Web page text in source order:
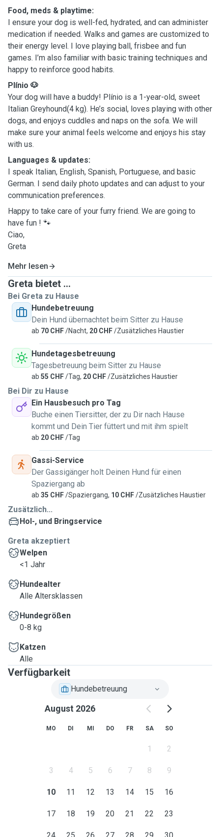
Food, meds & playtime:
I ensure your dog is well-fed, hydrated, and can administer
medication if needed. Walks and games are customized to
their energy level. I love playing ball, frisbee and fun
games. I’m also familiar with basic training techniques and
happy to reinforce good habits.
Plínio 🐶
Your dog will have a buddy! Plínio is a 1-year-old, sweet
Italian Greyhound(4 kg). He’s social, loves playing with other
dogs, and enjoys cuddles and naps on the sofa. We will
make sure your animal feels welcome and enjoys his stay
with us.
Languages & updates:
I speak Italian, English, Spanish, Portuguese, and basic
German. I send daily photo updates and can adjust to your
communication preferences.
Happy to take care of your furry friend. We are going to
have fun ! 🐾
Ciao,
Greta
Mehr lesen
Greta bietet ...
Bei Greta zu Hause
Hundebetreuung
Dein Hund übernachtet beim Sitter zu Hause
ab 70 CHF/Nacht, 20 CHF/Zusätzliches Haustier
Hundetagesbetreuung
Tagesbetreuung beim Sitter zu Hause
ab 55 CHF/Tag, 20 CHF/Zusätzliches Haustier
Bei Dir zu Hause
Ein Hausbesuch pro Tag
Buche einen Tiersitter, der zu Dir nach Hause
kommt und Dein Tier füttert und mit ihm spielt
ab 20 CHF/Tag
Gassi-Service
Der Gassigänger holt Deinen Hund für einen
Spaziergang ab
ab 35 CHF/Spaziergang, 10 CHF/Zusätzliches Haustier
Zusätzlich...
Hol-, und Bringservice
Greta akzeptiert
Welpen
<1 Jahr
Hundealter
Alle Altersklassen
Hundegrößen
0-8 kg
Katzen
Alle
Verfügbarkeit
Hundebetreuung
August 2026
MO DI MI DO FR SA SO
1 2
3 4 5 6 7 8 9
10 11 12 13 14 15 16
17 18 19 20 21 22 23